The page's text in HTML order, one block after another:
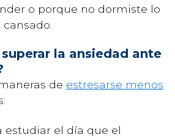
o porque no dormiste lo
la ansiedad ante
de estresarse menos
estudiar el día que el